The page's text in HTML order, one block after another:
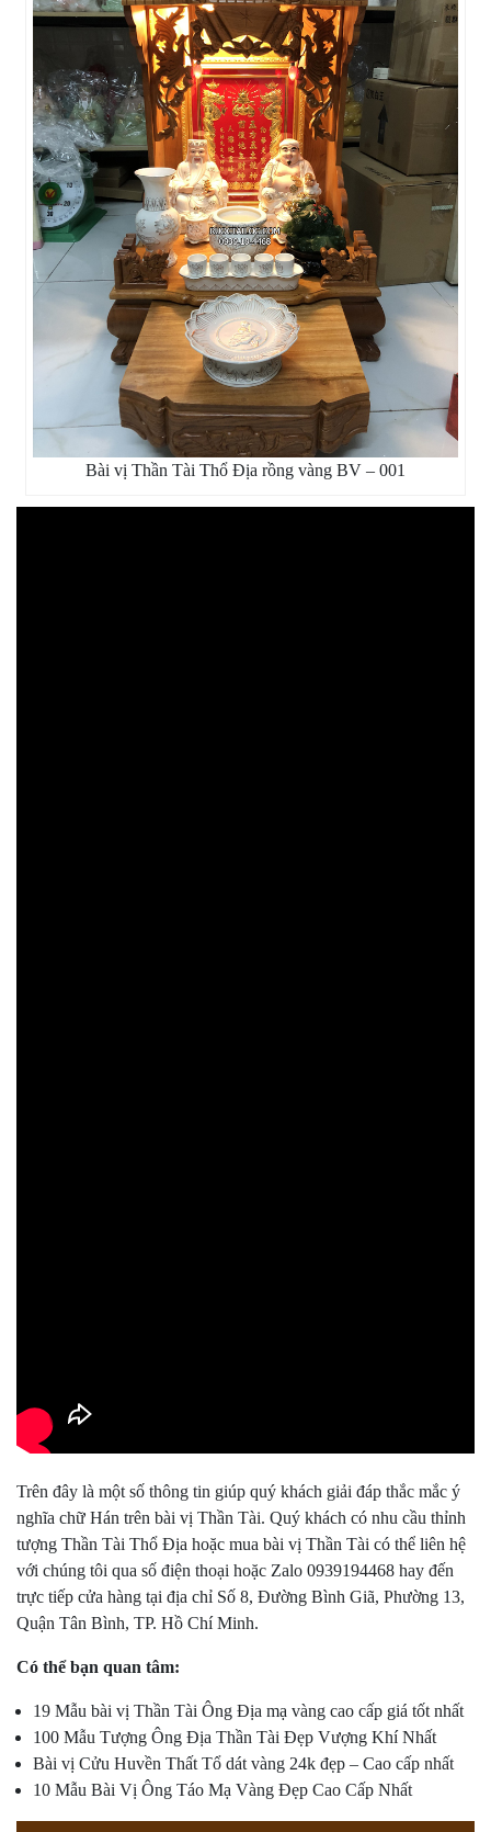
Bài vị Thần Tài Thổ Địa rồng vàng BV – 001
Trên đây là một số thông tin giúp quý khách giải đáp thắc mắc ý
nghĩa chữ Hán trên bài vị Thần Tài. Quý khách có nhu cầu thỉnh
tượng Thần Tài Thổ Địa hoặc mua bài vị Thần Tài có thể liên hệ
với chúng tôi qua số điện thoại hoặc Zalo 0939194468 hay đến
trực tiếp cửa hàng tại địa chỉ Số 8, Đường Bình Giã, Phường 13,
Quận Tân Bình, TP. Hồ Chí Minh.
Có thể bạn quan tâm:
19 Mẫu bài vị Thần Tài Ông Địa mạ vàng cao cấp giá tốt nhất
100 Mẫu Tượng Ông Địa Thần Tài Đẹp Vượng Khí Nhất
Bài vị Cửu Huvền Thất Tổ dát vàng 24k đẹp – Cao cấp nhất
10 Mẫu Bài Vị Ông Táo Mạ Vàng Đẹp Cao Cấp Nhất